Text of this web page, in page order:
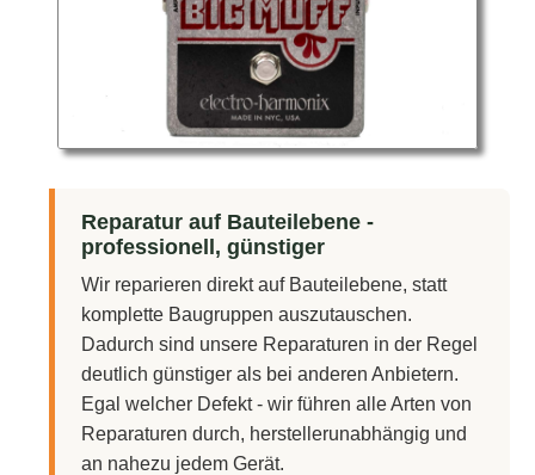
Reparatur auf Bauteilebene -
professionell, günstiger
Wir reparieren direkt auf Bauteilebene, statt
komplette Baugruppen auszutauschen.
Dadurch sind unsere Reparaturen in der Regel
deutlich günstiger als bei anderen Anbietern.
Egal welcher Defekt - wir führen alle Arten von
Reparaturen durch, herstellerunabhängig und
an nahezu jedem Gerät.